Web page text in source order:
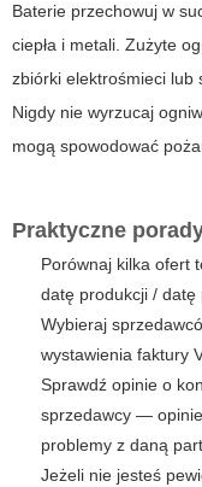
Baterie przechowuj w
ciepła i metali. Zużyte
zbiórki elektrośmieci lub
Nigdy nie wyrzucaj
mogą spowodować
Praktyczne
Porównaj kilka ofert
datę produkcji / datę
Wybieraj
wystawienia faktury
Sprawdź opinie o
sprzedawcy —
problemy z daną
Jeżeli nie jesteś